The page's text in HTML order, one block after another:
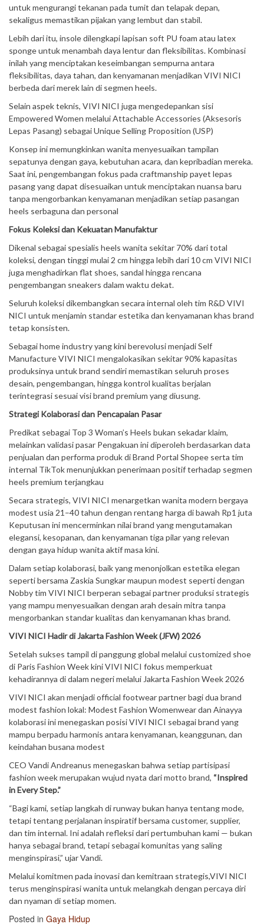
untuk mengurangi tekanan pada tumit dan telapak depan,
sekaligus memastikan pijakan yang lembut dan stabil.
Lebih dari itu, insole dilengkapi lapisan soft PU foam atau latex
sponge untuk menambah daya lentur dan fleksibilitas. Kombinasi
inilah yang menciptakan keseimbangan sempurna antara
fleksibilitas, daya tahan, dan kenyamanan menjadikan VIVI NICI
berbeda dari merek lain di segmen heels.
Selain aspek teknis, VIVI NICI juga mengedepankan sisi
Empowered Women melalui Attachable Accessories (Aksesoris
Lepas Pasang) sebagai Unique Selling Proposition (USP)
Konsep ini memungkinkan wanita menyesuaikan tampilan
sepatunya dengan gaya, kebutuhan acara, dan kepribadian mereka.
Saat ini, pengembangan fokus pada craftmanship payet lepas
pasang yang dapat disesuaikan untuk menciptakan nuansa baru
tanpa mengorbankan kenyamanan menjadikan setiap pasangan
heels serbaguna dan personal
Fokus Koleksi dan Kekuatan Manufaktur
Dikenal sebagai spesialis heels wanita sekitar 70% dari total
koleksi, dengan tinggi mulai 2 cm hingga lebih dari 10 cm VIVI NICI
juga menghadirkan flat shoes, sandal hingga rencana
pengembangan sneakers dalam waktu dekat.
Seluruh koleksi dikembangkan secara internal oleh tim R&D VIVI
NICI untuk menjamin standar estetika dan kenyamanan khas brand
tetap konsisten.
Sebagai home industry yang kini berevolusi menjadi Self
Manufacture VIVI NICI mengalokasikan sekitar 90% kapasitas
produksinya untuk brand sendiri memastikan seluruh proses
desain, pengembangan, hingga kontrol kualitas berjalan
terintegrasi sesuai visi brand premium yang diusung.
Strategi Kolaborasi dan Pencapaian Pasar
Predikat sebagai Top 3 Woman’s Heels bukan sekadar klaim,
melainkan validasi pasar Pengakuan ini diperoleh berdasarkan data
penjualan dan performa produk di Brand Portal Shopee serta tim
internal TikTok menunjukkan penerimaan positif terhadap segmen
heels premium terjangkau
Secara strategis, VIVI NICI menargetkan wanita modern bergaya
modest usia 21–40 tahun dengan rentang harga di bawah Rp1 juta
Keputusan ini mencerminkan nilai brand yang mengutamakan
elegansi, kesopanan, dan kenyamanan tiga pilar yang relevan
dengan gaya hidup wanita aktif masa kini.
Dalam setiap kolaborasi, baik yang menonjolkan estetika elegan
seperti bersama Zaskia Sungkar maupun modest seperti dengan
Nobby tim VIVI NICI berperan sebagai partner produksi strategis
yang mampu menyesuaikan dengan arah desain mitra tanpa
mengorbankan standar kualitas dan kenyamanan khas brand.
VIVI NICI Hadir di Jakarta Fashion Week (JFW) 2026
Setelah sukses tampil di panggung global melalui customized shoe
di Paris Fashion Week kini VIVI NICI fokus memperkuat
kehadirannya di dalam negeri melalui Jakarta Fashion Week 2026
VIVI NICI akan menjadi official footwear partner bagi dua brand
modest fashion lokal: Modest Fashion Womenwear dan Ainayya
kolaborasi ini menegaskan posisi VIVI NICI sebagai brand yang
mampu berpadu harmonis antara kenyamanan, keanggunan, dan
keindahan busana modest
CEO Vandi Andreanus menegaskan bahwa setiap partisipasi
fashion week merupakan wujud nyata dari motto brand, “Inspired
in Every Step.”
“Bagi kami, setiap langkah di runway bukan hanya tentang mode,
tetapi tentang perjalanan inspiratif bersama customer, supplier,
dan tim internal. Ini adalah refleksi dari pertumbuhan kami — bukan
hanya sebagai brand, tetapi sebagai komunitas yang saling
menginspirasi,” ujar Vandi.
Melalui komitmen pada inovasi dan kemitraan strategis,VIVI NICI
terus menginspirasi wanita untuk melangkah dengan percaya diri
dan nyaman di setiap momen.
Posted in Gaya Hidup